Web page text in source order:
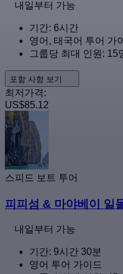
내일부터 가능
기간: 6시간
영어, 태국어 투어 가
그룹당 최대 인원: 15
포함 사항 보기
최저가격:
US$85.12
스피드 보트 투어
피피섬 & 마야베이 일
내일부터 가능
기간: 9시간 30분
영어 투어 가이드